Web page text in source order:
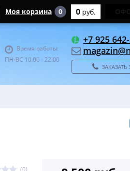
Время работы:
ПН-ВС 10:00 - 22:00
+7 925
(0)
Моя корзина 0 0 руб.